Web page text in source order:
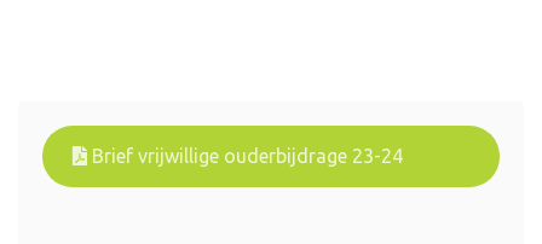
Brief vrijwillige ouderbijdrage 23-24